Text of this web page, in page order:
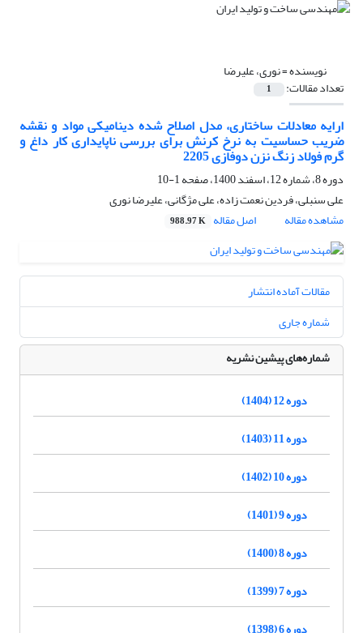
نویسنده =نوری، علیرضا
تعداد مقالات: 1
ارایه معادلات ساختاری، مدل اصلاح شده دینامیکی مواد و نقشه
ضریب حساسیت به نرخ کرنش برای بررسی ناپایداری کار داغ و
گرم فولاد زنگ نزن دوفازی 2205
دوره 8، شماره 12، اسفند 1400، صفحه
1-10
علی سنبلی، فردین نعمت زاده، علی مژگانی، علیرضا نوری
مشاهده مقاله
اصل مقاله 988.97 K
مقالات آماده انتشار
شماره جاری
شماره‌های پیشین نشریه
دوره 12 (1404)
دوره 11 (1403)
دوره 10 (1402)
دوره 9 (1401)
دوره 8 (1400)
دوره 7 (1399)